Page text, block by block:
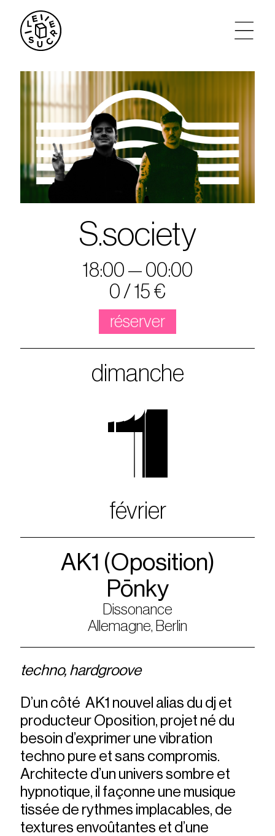
artistes
agenda
tickets
le sucre max
partenariats
S.society
18:00 — 00:00
0 / 15 €
réserver
dimanche
1
février
AK1 (Oposition)
Pōnky
Dissonance
Allemagne, Berlin
techno, hardgroove
D’un côté AK1 nouvel alias du dj et
producteur Oposition, projet né du
besoin d’exprimer une vibration
techno pure et sans compromis.
Architecte d’un univers sombre et
hypnotique, il façonne une musique
tissée de rythmes implacables, de
textures envoûtantes et d’une